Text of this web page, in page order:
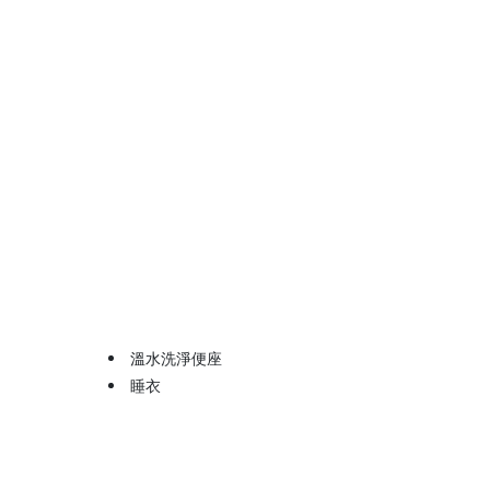
溫水洗淨便座
睡衣